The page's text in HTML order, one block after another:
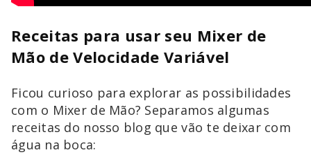
Receitas para usar seu Mixer de
Mão de Velocidade Variável
Ficou curioso para explorar as possibilidades
com o Mixer de Mão? Separamos algumas
receitas do nosso blog que vão te deixar com
água na boca: